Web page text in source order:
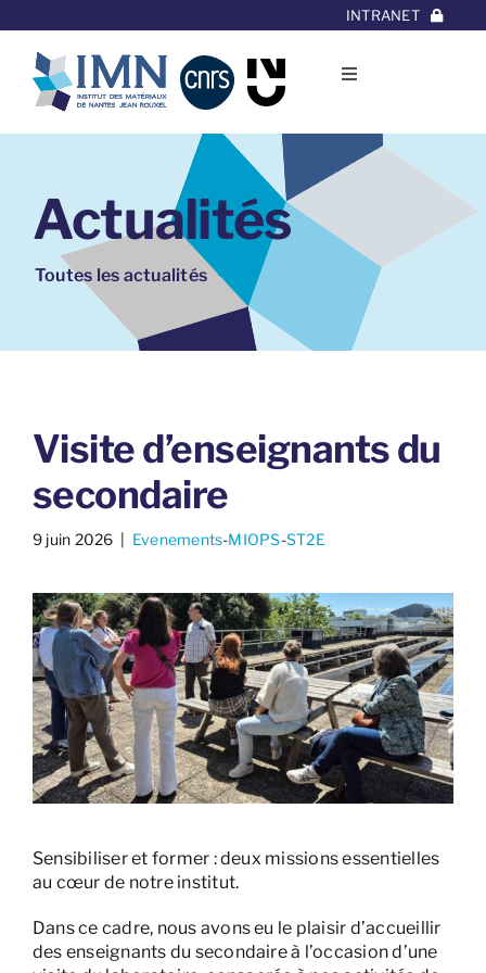
au
contenu
INTRANET
Toggle
L’Institut
Thématiques
Equipes
Projets/Collaborations
Actualités
Toutes les actualités
Visite d’enseignants du
secondaire
9 juin 2026 Evenements-MIOPS-ST2E
Sensibiliser et former : deux missions essentielles
au cœur de notre institut.
Dans ce cadre, nous avons eu le plaisir d’accueillir
des enseignants du secondaire à l’occasion d’une